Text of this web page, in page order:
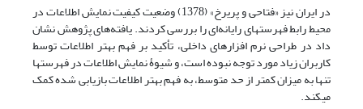
در ایران نیز «فتاحی و پریرخ» (1378) وضعیت کیفیت نمایش اطلاعات در
محیط رابط فهرستهای رایانه‌ای را بررسی کردند. یافته‌های پژوهش نشان
داد در طراحی نرم افزارهای داخلی، تأکید بر فهم بهتر اطلاعات توسط
کاربران زیاد مورد توجه نبوده است، و شیوۀ نمایش اطلاعات در فهرستها
تنها به میزان کمتر از حد متوسط، به فهم بهتر اطلاعات بازیابی شده کمک
می‎کند.